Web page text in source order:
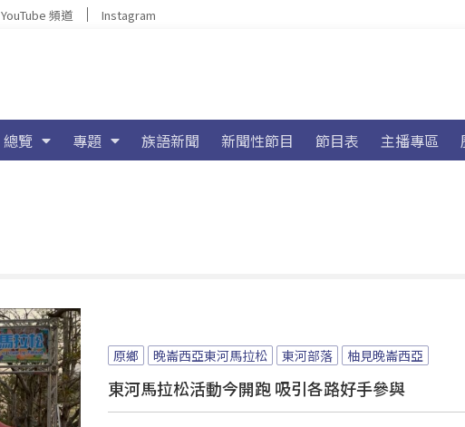
YouTube 頻道 Instagram
總覽 專題 族語新聞 新聞性節目 節目表 主播專區
原鄉 晚崙西亞東河馬拉松 東河部落 柚見晚崙西亞
東河馬拉松活動今開跑 吸引各路好手參與